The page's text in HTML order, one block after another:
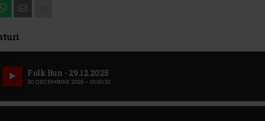
Folk Bun - 29.12.2025
30 DECEMBRIE 2025 – 01:50:32